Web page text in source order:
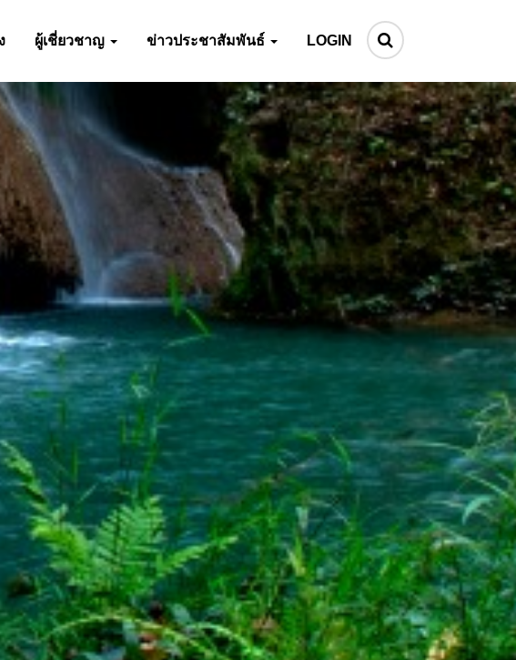
ผู้เชี่ยวชาญ ข่าวประชาสัมพันธ์ LOGIN